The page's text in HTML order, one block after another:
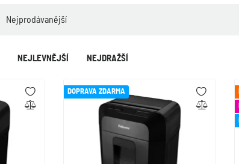
Nejprodávanější
NEJLEVNĚJŠÍ NEJDRAŽŠÍ
DOPRAVA ZDARMA